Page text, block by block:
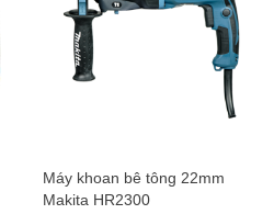
Máy khoan bê tông 22mm
Makita HR2300